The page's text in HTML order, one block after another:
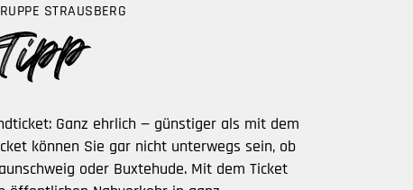
STRAUSBERG
Ganz ehrlich — günstiger als mit dem
können Sie gar nicht unterwegs sein, ob
oder Buxtehude. Mit dem Ticket